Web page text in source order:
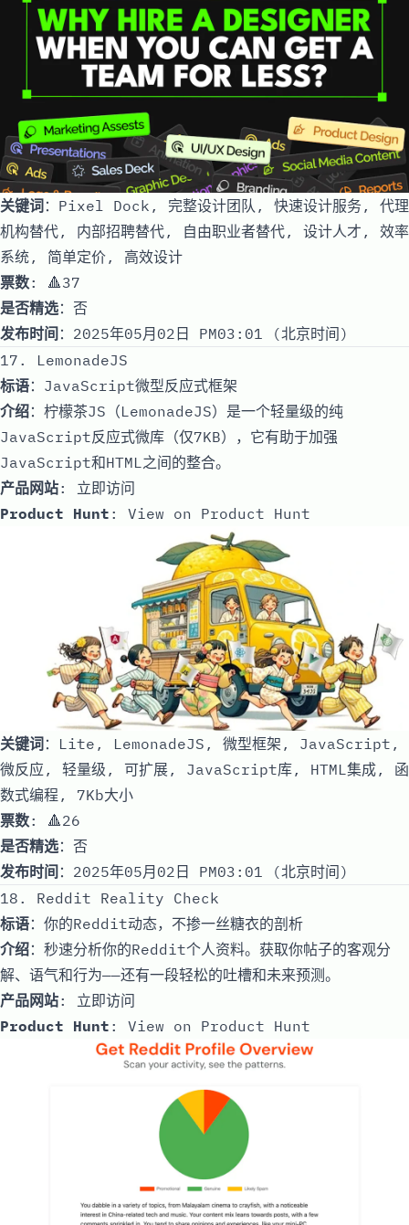
关键词：Pixel Dock, 完整设计团队, 快速设计服务, 代理
机构替代, 内部招聘替代, 自由职业者替代, 设计人才, 效率
系统, 简单定价, 高效设计
票数: 🔺37
是否精选：否
发布时间 ：2025年05月02日 PM03:01 (北京时间)
17. LemonadeJS
标语：JavaScript微型反应式框架
介绍：柠檬茶JS（LemonadeJS）是一个轻量级的纯
JavaScript反应式微库（仅7KB），它有助于加强
JavaScript和HTML之间的整合。
产品网站: 立即访问
Product Hunt : View on Product Hunt
关键词：Lite, LemonadeJS, 微型框架, JavaScript,
微反应, 轻量级, 可扩展, JavaScript库, HTML集成, 函
数式编程, 7Kb大小
票数: 🔺26
是否精选：否
发布时间 ：2025年05月02日 PM03:01 (北京时间)
18. Reddit Reality Check
标语：你的Reddit动态，不掺一丝糖衣的剖析
介绍：秒速分析你的Reddit个人资料。获取你帖子的客观分
解、语气和行为——还有一段轻松的吐槽和未来预测。
产品网站: 立即访问
Product Hunt : View on Product Hunt